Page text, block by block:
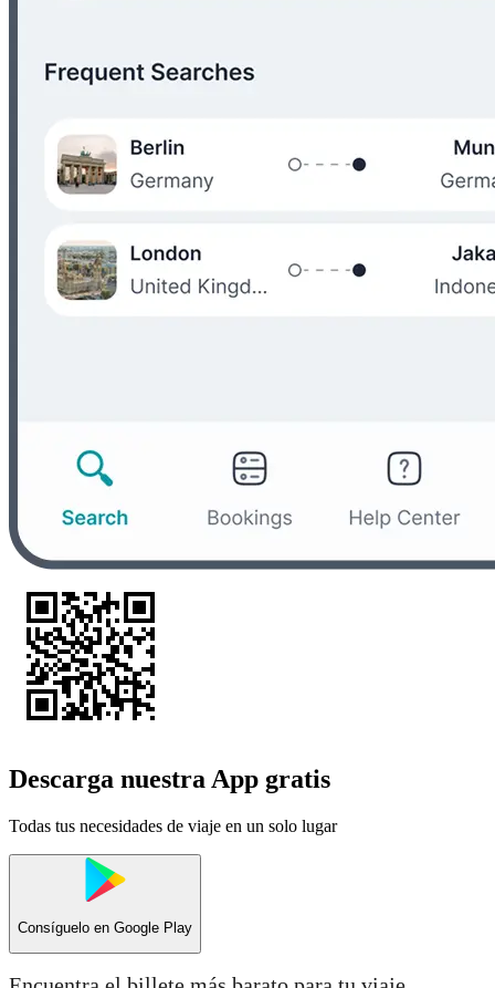
Descarga nuestra App gratis
Todas tus necesidades de viaje en un solo lugar
Consíguelo en Google Play